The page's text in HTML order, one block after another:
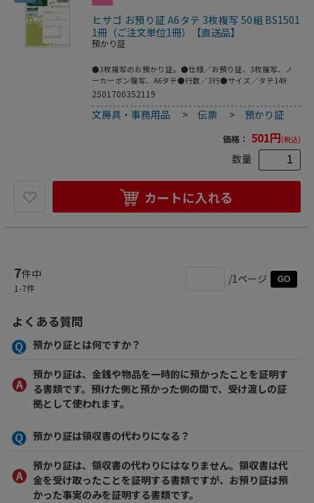
ヒサゴ お預り証 A6タテ 3枚複写 50組 BS1501
1冊（ご注文単位1冊）【直送品】
預かり証
●3枚複写のお預かり証。●仕様／お預り証、3枚複写、ノ
ーカーボン複写、A6タテ●行数／3行●サイズ／タテ149×
ヨコ105mm●ミシン目切り離し後のサイズ／タテ144×ヨコ
とじ穴／2穴(幅80mm)●刷り色／茶●1冊=50組入
2501700352119
文房具・事務用品 >伝票 >預かり証
価格： 501円(税込)
数量
カートに入れる
7件中
1-7件
/1ページ GO
よくある質問
預かり証とは何ですか？
預かり証は、金銭や物品を一時的に預かったことを証明す
る書類です。預けた側と預かった側の間で、受け渡しの証
拠として使われます。
預かり証は領収書の代わりになる？
預かり証は、領収書の代わりにはなりません。領収書は代
金を受け取ったことを証明する書類ですが、お預り証は預
かった事実のみを証明する書類です。